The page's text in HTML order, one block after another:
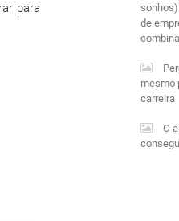
para
sonhos)
de
mesmo
carreira
O